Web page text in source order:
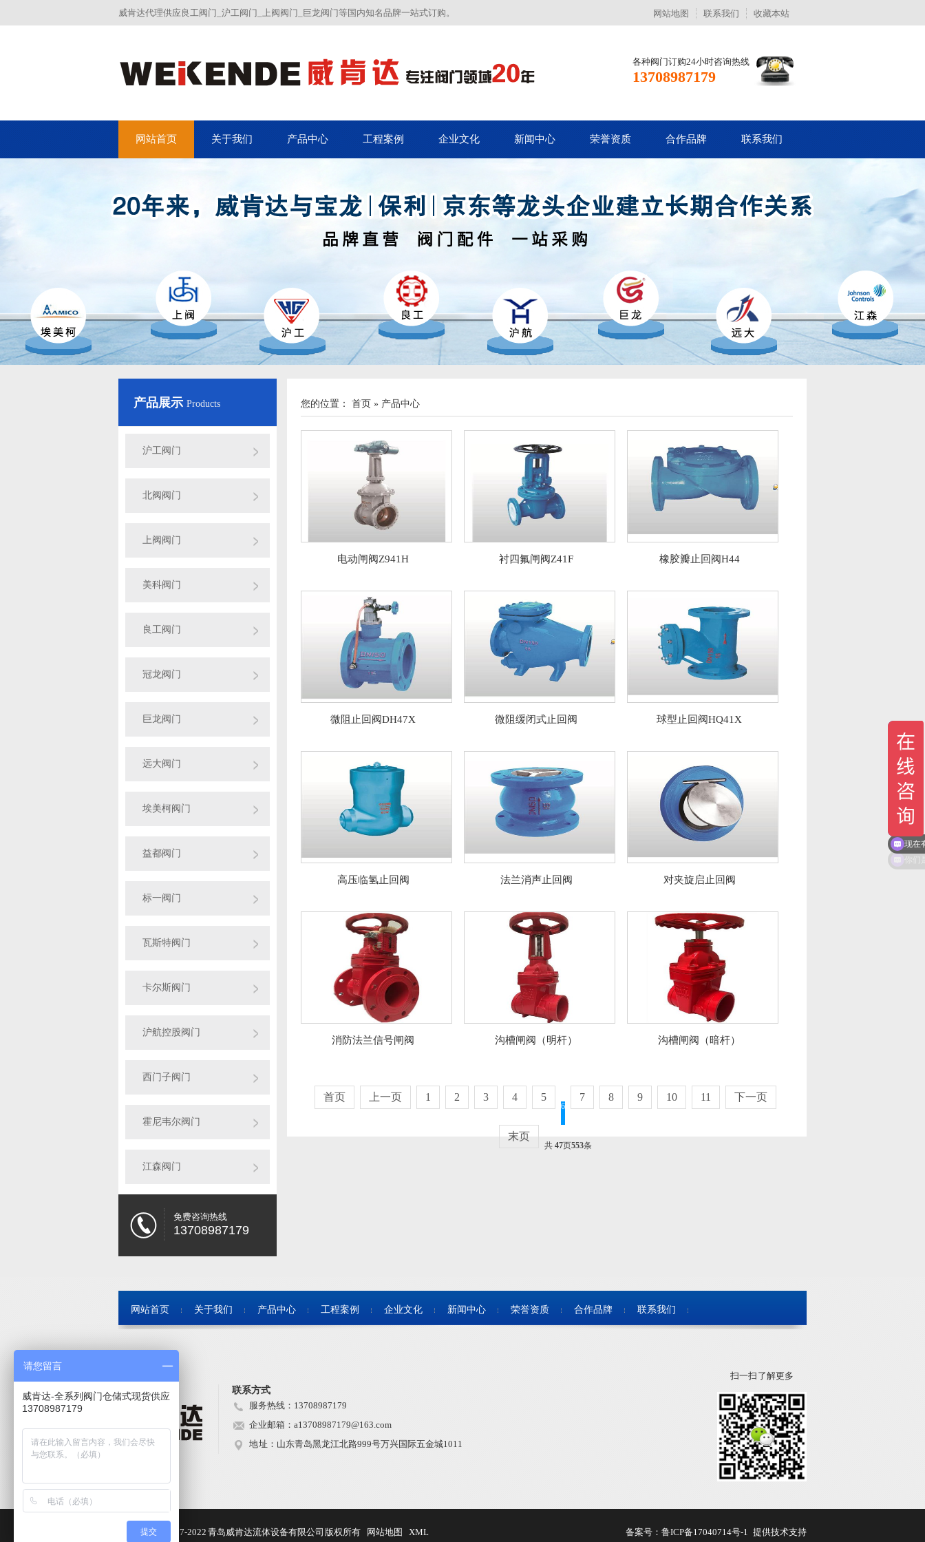
威肯达代理供应良工阀门_沪工阀门_上阀阀门_巨龙阀门等国内知名品牌一站式订购。 网站地图 联系我们 收藏本站
各种阀门订购24小时咨询热线
13708987179
网站首页 关于我们 产品中心 工程案例 企业文化 新闻中心 荣誉资质 合作品牌 联系我们
产品展示 Products
沪工阀门
北阀阀门
上阀阀门
美科阀门
良工阀门
冠龙阀门
巨龙阀门
远大阀门
埃美柯阀门
益都阀门
标一阀门
瓦斯特阀门
卡尔斯阀门
沪航控股阀门
西门子阀门
霍尼韦尔阀门
江森阀门
免费咨询热线
13708987179
您的位置： 首页 » 产品中心
电动闸阀Z941H 衬四氟闸阀Z41F 橡胶瓣止回阀H44
微阻止回阀DH47X 微阻缓闭式止回阀 球型止回阀HQ41X
高压临氢止回阀 法兰消声止回阀 对夹旋启止回阀
消防法兰信号闸阀 沟槽闸阀（明杆） 沟槽闸阀（暗杆）
首页 上一页 1 2 3 4 5
6
7 8 9 10 11 下一页
末页
共 47页553条
网站首页 关于我们 产品中心 工程案例 企业文化 新闻中心 荣誉资质 合作品牌 联系我们
联系方式
服务热线：13708987179
企业邮箱：a13708987179@163.com
地 址：山东青岛黑龙江北路999号万兴国际五金城1011
扫一扫 了解更多
Copyright@2017-2022 青岛威肯达流体设备有限公司 版权所有 网站地图 XML 备案号： 鲁ICP备17040714号-1 提供技术支持
现在
请您留言
威肯达-全系列阀门仓储式现货供应
13708987179
提交